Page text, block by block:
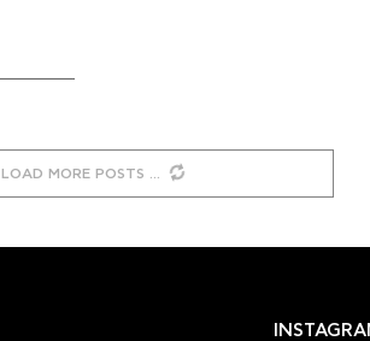
LOAD MORE POSTS